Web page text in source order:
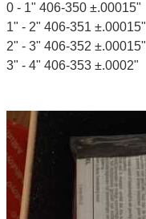
0 - 1" 406-350 ±.00015"
1" - 2" 406-351 ±.00015"
2" - 3" 406-352 ±.00015"
3" - 4" 406-353 ±.0002"